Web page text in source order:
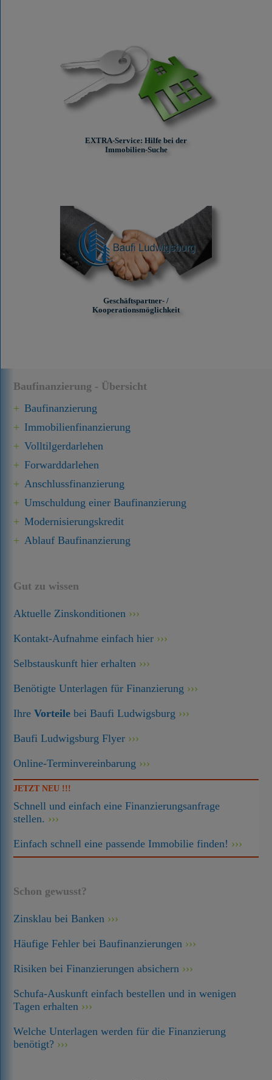
Baufinanzierung - Übersicht
Baufinanzierung
Immobilien­finanzierung
Volltilgerdarlehen
Forward­darlehen
Anschluss­finanzierung
Umschuldung einer Baufinanzierung
Modernisierungskredit
Ablauf Baufinanzierung
Gut zu wissen
Aktuelle Zinskonditionen
Kontakt-Aufnahme einfach hier
Selbstauskunft hier erhalten
Benötigte Unterlagen für Finanzierung
IhreVorteile bei Baufi Ludwigsburg
Baufi Ludwigsburg Flyer
Online-Terminvereinbarung
JETZT NEU !!!
Schnell und einfach eine Finanzierungsanfrage
stellen.
Einfach schnell eine passende Immobilie finden!
Schon gewusst?
Zinsklau bei Banken
Häufige Fehler bei Baufinanzierungen
Risiken bei Finanzierungen absichern
Schufa-Auskunft einfach bestellen und in wenigen
Tagen erhalten
Welche Unterlagen werden für die Finanzierung
benötigt?
EXTRA-Service: Hilfe bei der
Immobilien-Suche
Geschäftspartner- /
Kooperationsmöglichkeit